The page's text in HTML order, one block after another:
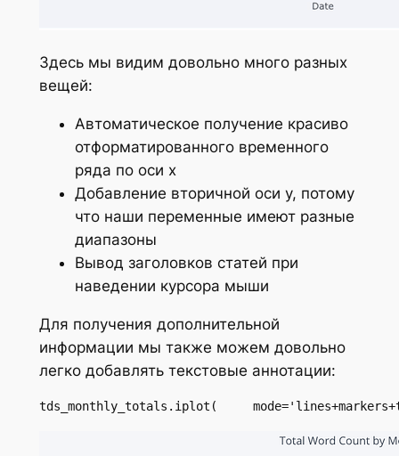
Здесь мы видим довольно много разных
вещей:
Автоматическое получение красиво
отформатированного временного
ряда по оси x
Добавление вторичной оси y, потому
что наши переменные имеют разные
диапазоны
Вывод заголовков статей при
наведении курсора мыши
Для получения дополнительной
информации мы также можем довольно
легко добавлять текстовые аннотации:
tds_monthly_totals.iplot(